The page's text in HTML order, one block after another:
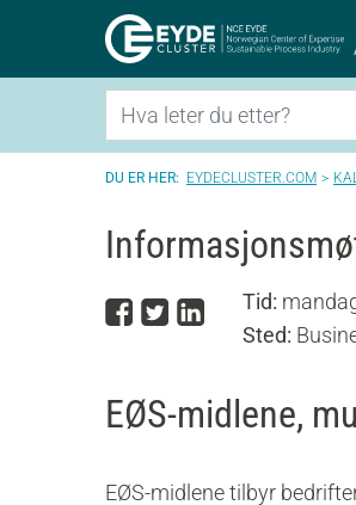
Søk
EYDECLUSTER.COM
Del på
Del på
Del på
Tid:
Sted:
EØS-midlene,
EØS-midlene tilbyr